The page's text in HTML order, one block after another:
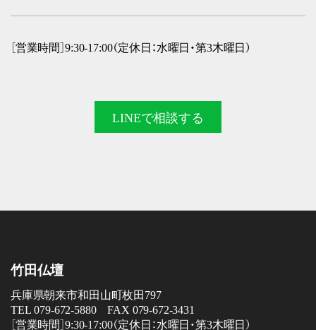
［営業時間］9:30-17:00（定休日：水曜日・第3木曜日）
LINEで相談する
竹田仏壇
兵庫県朝来市和田山町枚田797
TEL 079-672-5880 FAX 079-672-3431
［営業時間］9:30-17:00（定休日：水曜日・第3木曜日）